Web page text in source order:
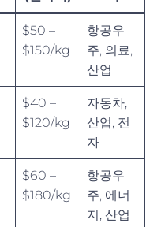
$50 –
$150/kg
항공우
주, 의료,
산업
$40 –
$120/kg
자동차,
산업, 전
자
$60 –
$180/kg
항공우
주, 에너
지, 산업